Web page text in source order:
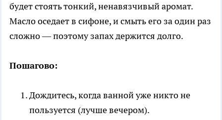
будет стоять тонкий, ненавязчивый аромат.
Масло оседает в сифоне, и смыть его за один раз
сложно — поэтому запах держится долго.
Пошагово:
Дождитесь, когда ванной уже никто не
пользуется (лучше вечером).